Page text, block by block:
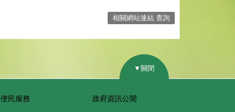
相關網站連結 查詢
▼關閉
便民服務 政府資訊公開